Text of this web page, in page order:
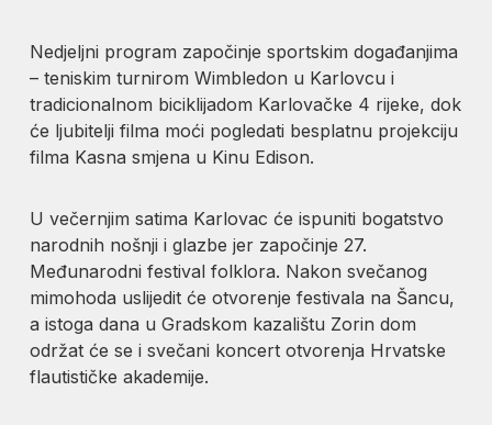
Nedjeljni program započinje sportskim događanjima
– teniskim turnirom Wimbledon u Karlovcu i
tradicionalnom biciklijadom Karlovačke 4 rijeke, dok
će ljubitelji filma moći pogledati besplatnu projekciju
filma Kasna smjena u Kinu Edison.
U večernjim satima Karlovac će ispuniti bogatstvo
narodnih nošnji i glazbe jer započinje 27.
Međunarodni festival folklora. Nakon svečanog
mimohoda uslijedit će otvorenje festivala na Šancu,
a istoga dana u Gradskom kazalištu Zorin dom
održat će se i svečani koncert otvorenja Hrvatske
flautističke akademije.